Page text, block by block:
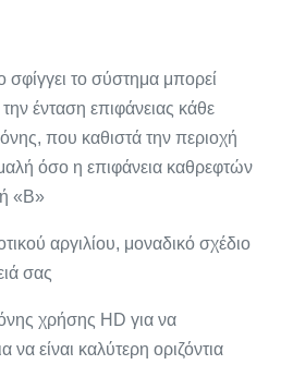
σφίγγει το σύστημα μπορεί
ένταση επιφάνειας κάθε
που καθιστά την περιοχή
όσο η επιφάνεια καθρεφτών
«Β»
αργιλίου, μοναδικό σχέδιο
σας
χρήσης HD για να
να είναι καλύτερη οριζόντια